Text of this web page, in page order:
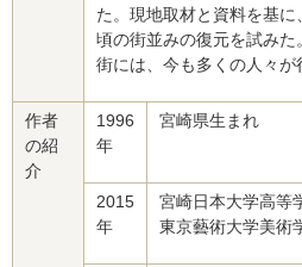
た。現地取材と資料を基
頃の街並みの復元を試みた
街には、今も多くの人々が
作者
の紹
介
1996
年
宮崎県生まれ
2015
年
宮崎日本大学高等
東京藝術大学美術